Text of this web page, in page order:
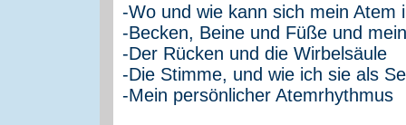
-Wo und wie kann sich mein Atem
-Becken, Beine und Füße und
-Der Rücken und die Wirbelsäule
-Die Stimme, und wie ich sie als
-Mein persönlicher Atemrhythmus